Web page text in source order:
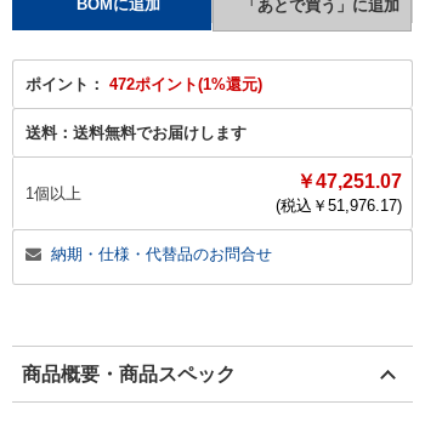
ポイント： 472ポイント(1%還元)
送料： 送料無料でお届けします
1個以上
￥47,251.07
(税込￥ 51,976.17)
納期・仕様・代替品のお問合せ
商品概要・商品スペック